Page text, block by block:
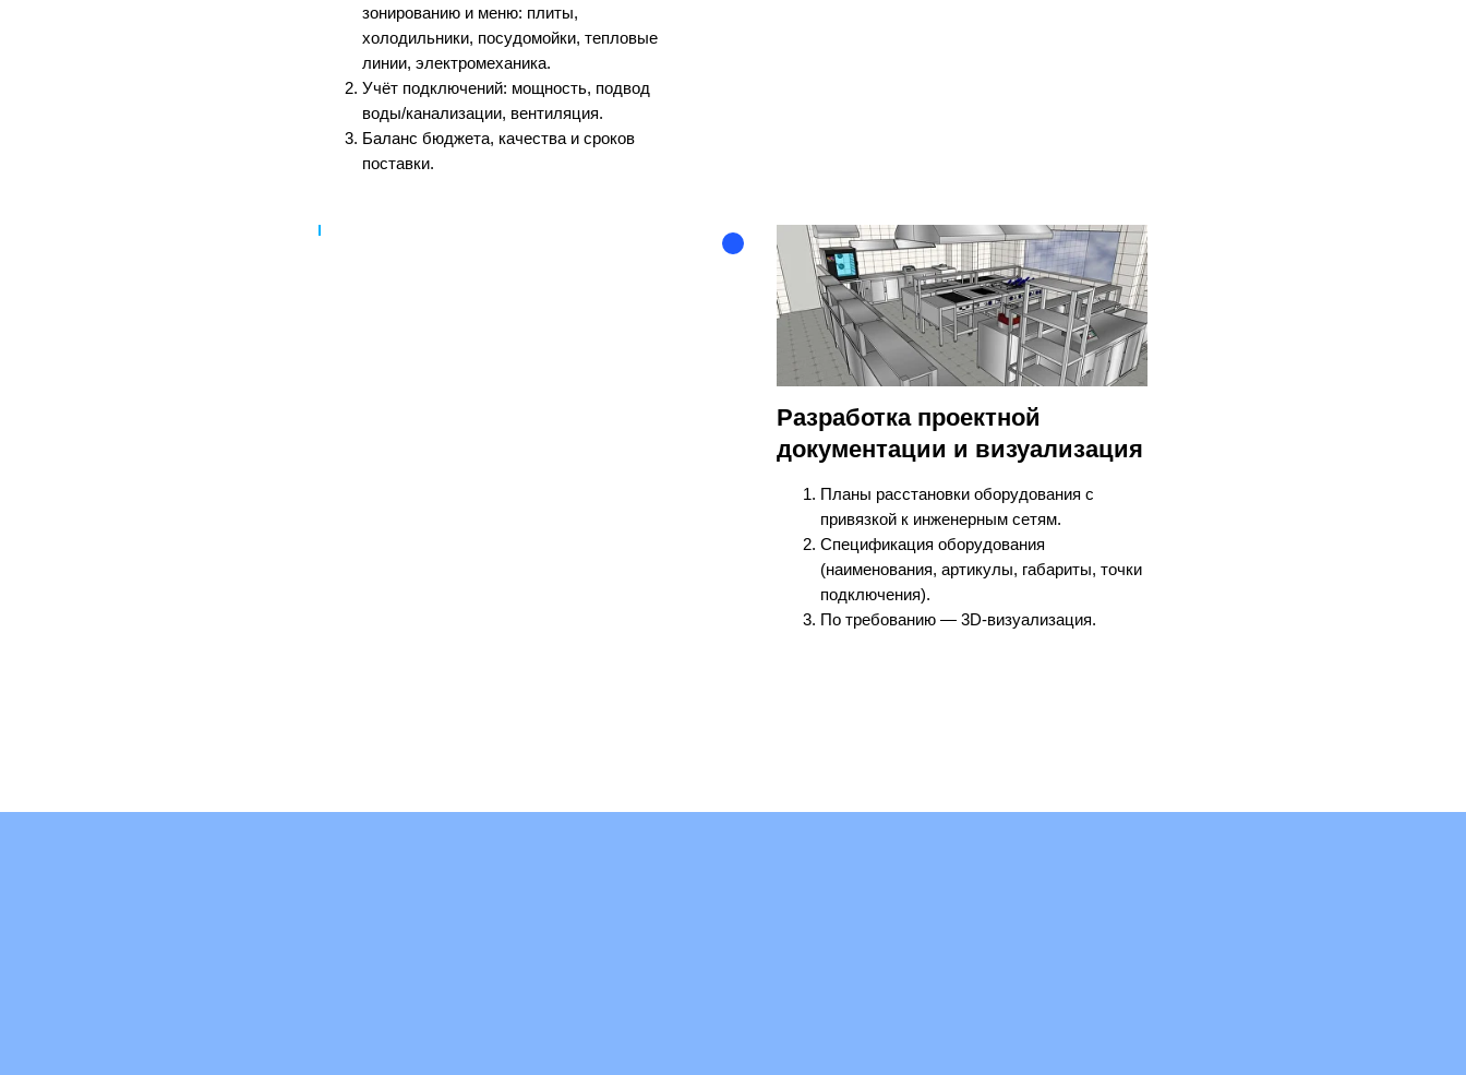
зонированию и меню: плиты,
холодильники, посудомойки, тепловые
линии, электромеханика.
Учёт подключений: мощность, подвод
воды/канализации, вентиляция.
Баланс бюджета, качества и сроков
поставки.
Разработка проектной
документации и визуализация
Планы расстановки оборудования с
привязкой к инженерным сетям.
Спецификация оборудования
(наименования, артикулы, габариты, точки
подключения).
По требованию — 3D‑визуализация.